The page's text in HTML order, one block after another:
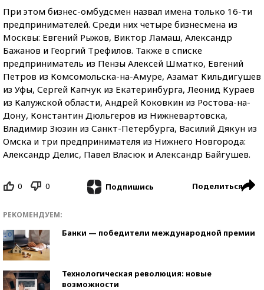
При этом бизнес-омбудсмен назвал имена только 16-ти
предпринимателей. Среди них четыре бизнесмена из
Москвы: Евгений Рыжов, Виктор Ламаш, Александр
Бажанов и Георгий Трефилов. Также в списке
предприниматель из Пензы Алексей Шматко, Евгений
Петров из Комсомольска-на-Амуре, Азамат Кильдигушев
из Уфы, Сергей Капчук из Екатеринбурга, Леонид Кураев
из Калужской области, Андрей Коковкин из Ростова-на-
Дону, Константин Дюльгеров из Нижневартовска,
Владимир Зюзин из Санкт-Петербурга, Василий Дякун из
Омска и три предпринимателя из Нижнего Новгорода:
Александр Делис, Павел Власюк и Александр Байгушев.
0 0 Подпишись Поделиться
РЕКОМЕНДУЕМ:
Банки — победители международной премии
Технологическая революция: новые
возможности